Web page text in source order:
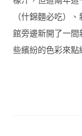
（什錦麵必吃）
館旁邊新開了一
些繽紛的色彩來